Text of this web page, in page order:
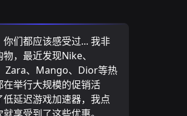
你们都应该感受过... 我非
，最近发现Nike、
Zara、Mango、Dior等热
在举行大规模的促销活
低延迟游戏加速器，我点